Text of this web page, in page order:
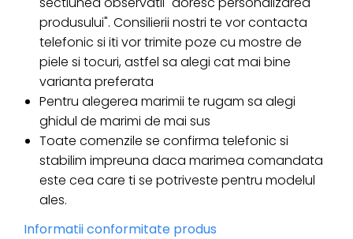
produsului". Consilierii nostri te vor contacta
telefonic si iti vor trimite poze cu mostre de
piele si tocuri, astfel sa alegi cat mai bine
varianta preferata
Pentru alegerea marimii te rugam sa alegi
ghidul de marimi de mai sus
Toate comenzile se confirma telefonic si
stabilim impreuna daca marimea comandata
este cea care ti se potriveste pentru modelul
ales.
Informatii conformitate produs